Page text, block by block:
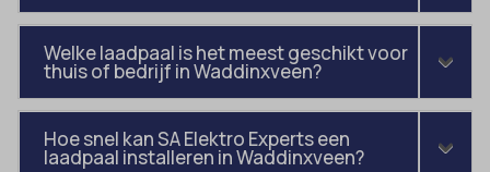
Welke laadpaal is het meest geschikt voor
thuis of bedrijf in Waddinxveen?
Hoe snel kan SA Elektro Experts een
laadpaal installeren in Waddinxveen?